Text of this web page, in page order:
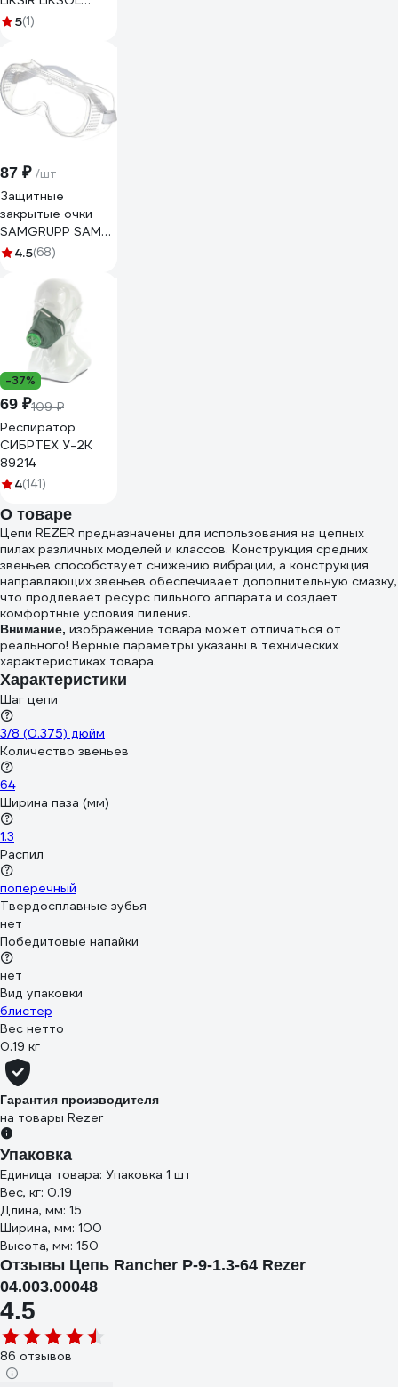
CHAIN H1 220 с
100706 101807
5(1)
87 ₽ /шт
Защитные
закрытые очки
SAMGRUPP SAMC-
073000001
4.5(68)
-37%
69 ₽109 ₽
Респиратор
СИБРТЕХ У-2К
89214
4(141)
О товаре
Цепи REZER предназначены для использования на цепных
пилах различных моделей и классов. Конструкция средних
звеньев способствует снижению вибрации, а конструкция
направляющих звеньев обеспечивает дополнительную смазку,
что продлевает ресурс пильного аппарата и создает
комфортные условия пиления.
Внимание, изображение товара может отличаться от
реального! Верные параметры указаны в технических
характеристиках товара.
Характеристики
Шаг цепи
3/8 (0.375) дюйм
Количество звеньев
64
Ширина паза (мм)
1.3
Распил
поперечный
Твердосплавные зубья
нет
Победитовые напайки
нет
Вид упаковки
блистер
Вес нетто
0.19 кг
Гарантия производителя
на товары Rezer
Упаковка
Единица товара: Упаковка 1 шт
Вес, кг: 0.19
Длина, мм: 15
Ширина, мм: 100
Высота, мм: 150
Отзывы Цепь Rancher P-9-1.3-64 Rezer
04.003.00048
4.5
86 отзывов